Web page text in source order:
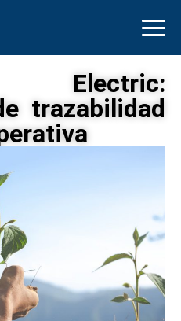
Electric:
trazabilidad